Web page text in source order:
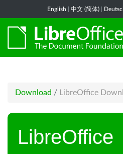
English 中文 (简体)
Download / LibreOffice
LibreOffice